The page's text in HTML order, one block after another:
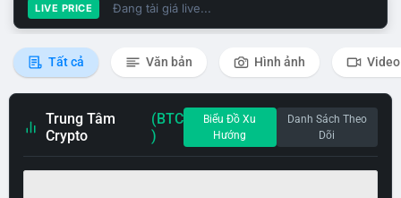
LIVE PRICE Đang tải giá live...
Tất cả Văn bản Hình ảnh Video
Trung Tâm
Crypto
(BTC
)
Biểu Đồ Xu
Hướng
Danh Sách Theo
Dõi